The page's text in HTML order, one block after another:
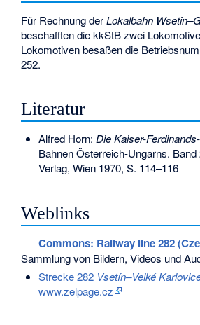
Für Rechnung derLokalbahn
beschafften die kkStB zwei
Lokomotiven besaßen die
252.
Literatur
Alfred Horn: Die Kaiser-
Bahnen Österreich-Ungarns.
Verlag, Wien 1970, S. 114–116
Weblinks
Commons: Railway line 282
Sammlung von Bildern, Videos und
Strecke 282 Vsetín–Velké
www.zelpage.cz